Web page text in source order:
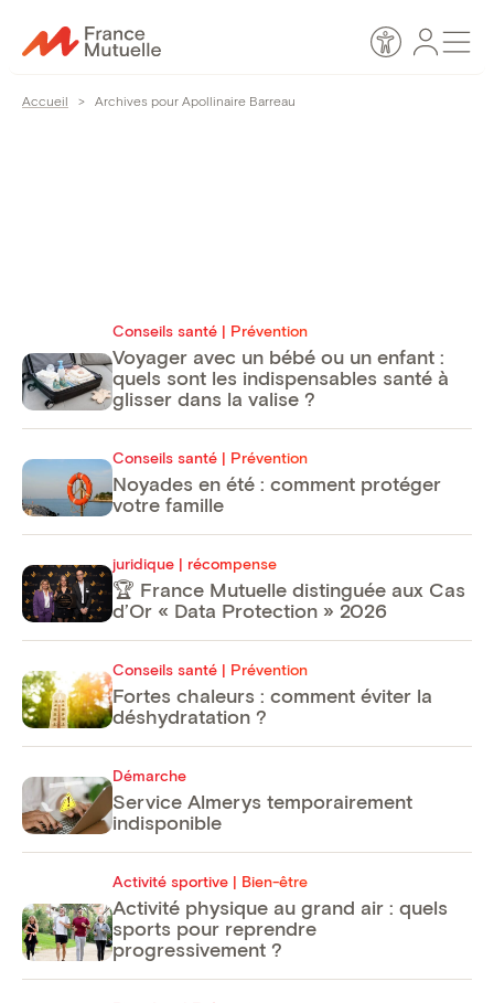
au
Accessibilité
Espace
Accueil > Archives pour Apollinaire Barreau
Conseils santé | Prévention
Voyager avec un bébé ou un enfant :
quels sont les indispensables santé à
glisser dans la valise ?
Conseils santé | Prévention
Noyades en été : comment protéger
votre famille
juridique | récompense
🏆 France Mutuelle distinguée aux Cas
d’Or « Data Protection » 2026
Conseils santé | Prévention
Fortes chaleurs : comment éviter la
déshydratation ?
Démarche
Service Almerys temporairement
indisponible
Activité sportive | Bien-être
Activité physique au grand air : quels
sports pour reprendre
progressivement ?